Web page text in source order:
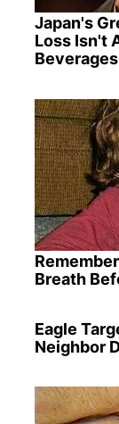
Japan's
Loss Isn't
Beverages
Breath
Eagle
Neighbor